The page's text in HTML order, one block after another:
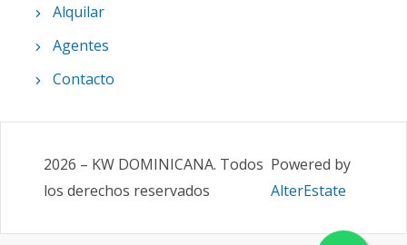
Alquilar
Agentes
Contacto
2026 – KW DOMINICANA. Todos
los derechos reservados
Powered by
AlterEstate